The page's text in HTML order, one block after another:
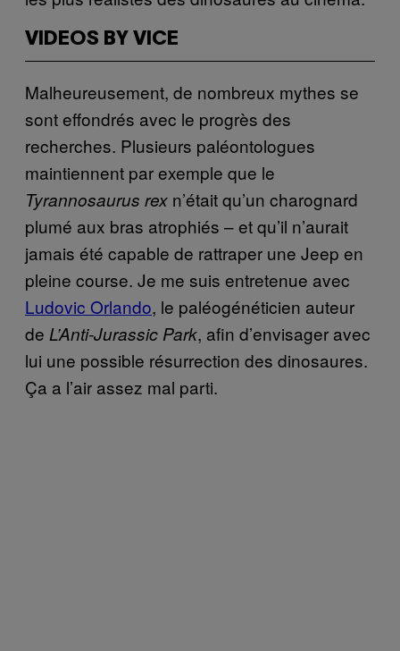
VIDEOS BY VICE
Malheureusement, de nombreux mythes se
sont effondrés avec le progrès des
recherches. Plusieurs paléontologues
maintiennent par exemple que le
Tyrannosaurus rex n’était qu’un charognard
plumé aux bras atrophiés – et qu’il n’aurait
jamais été capable de rattraper une Jeep en
pleine course. Je me suis entretenue avec
Ludovic Orlando, le paléogénéticien auteur
de L’Anti-Jurassic Park, afin d’envisager avec
lui une possible résurrection des dinosaures.
Ça a l’air assez mal parti.